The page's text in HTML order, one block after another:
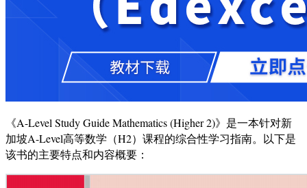
《A-Level Study Guide Mathematics (Higher 2)》是一本针对新
加坡A-Level高等数学（H2）课程的综合性学习指南。以下是
该书的主要特点和内容概要：